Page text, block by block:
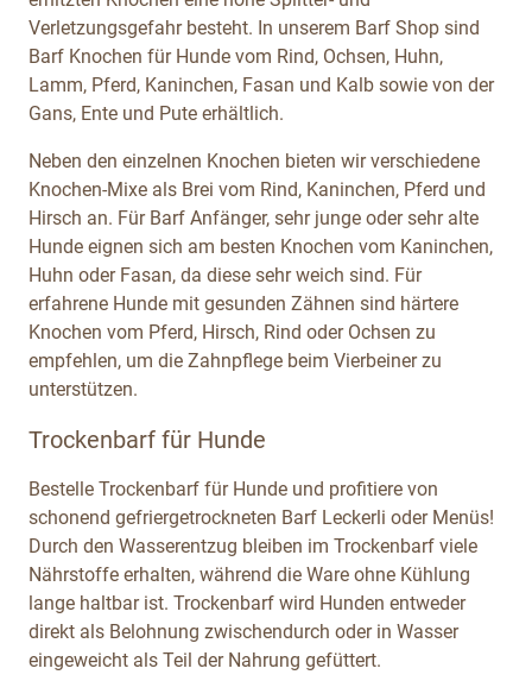
Verletzungsgefahr besteht. In unserem Barf Shop sind
Barf Knochen für Hunde vom Rind, Ochsen, Huhn,
Lamm, Pferd, Kaninchen, Fasan und Kalb sowie von der
Gans, Ente und Pute erhältlich.
Neben den einzelnen Knochen bieten wir verschiedene
Knochen-Mixe als Brei vom Rind, Kaninchen, Pferd und
Hirsch an. Für Barf Anfänger, sehr junge oder sehr alte
Hunde eignen sich am besten Knochen vom Kaninchen,
Huhn oder Fasan, da diese sehr weich sind. Für
erfahrene Hunde mit gesunden Zähnen sind härtere
Knochen vom Pferd, Hirsch, Rind oder Ochsen zu
empfehlen, um die Zahnpflege beim Vierbeiner zu
unterstützen.
Trockenbarf für Hunde
Bestelle Trockenbarf für Hunde und profitiere von
schonend gefriergetrockneten Barf Leckerli oder Menüs!
Durch den Wasserentzug bleiben im Trockenbarf viele
Nährstoffe erhalten, während die Ware ohne Kühlung
lange haltbar ist. Trockenbarf wird Hunden entweder
direkt als Belohnung zwischendurch oder in Wasser
eingeweicht als Teil der Nahrung gefüttert.